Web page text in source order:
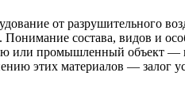
от разрушительного
состава, видов и
или промышленный объект —
этих материалов — залог